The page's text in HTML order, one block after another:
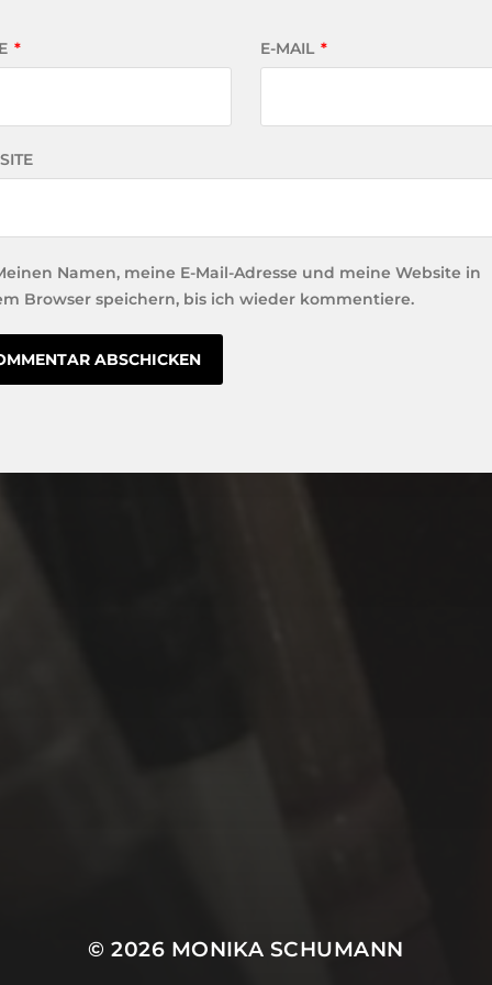
* E-MAIL *
Namen, meine E-Mail-Adresse und meine Website in
Browser speichern, bis ich wieder kommentiere.
© 2026 MONIKA SCHUMANN